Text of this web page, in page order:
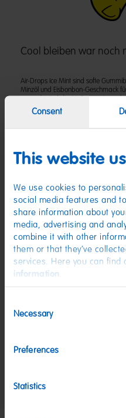
Consent
This website
We use cookies to
social media features and
share information about
media, advertising and
combine it with other
them or that they’ve
services. Here you can find
information
Selection
Necessary
Preferences
Statistics
Cool bleiben war noch
Air-Drops Ice Mint sind softe
Minzöl und Eisbonbon-Geschmack
Zucker; Gelatine; Dextrose;
MILCH, WEIZEN enthalten.
Nährwerte
Nährwerte
Energie:
Fett:
Nettogewicht: